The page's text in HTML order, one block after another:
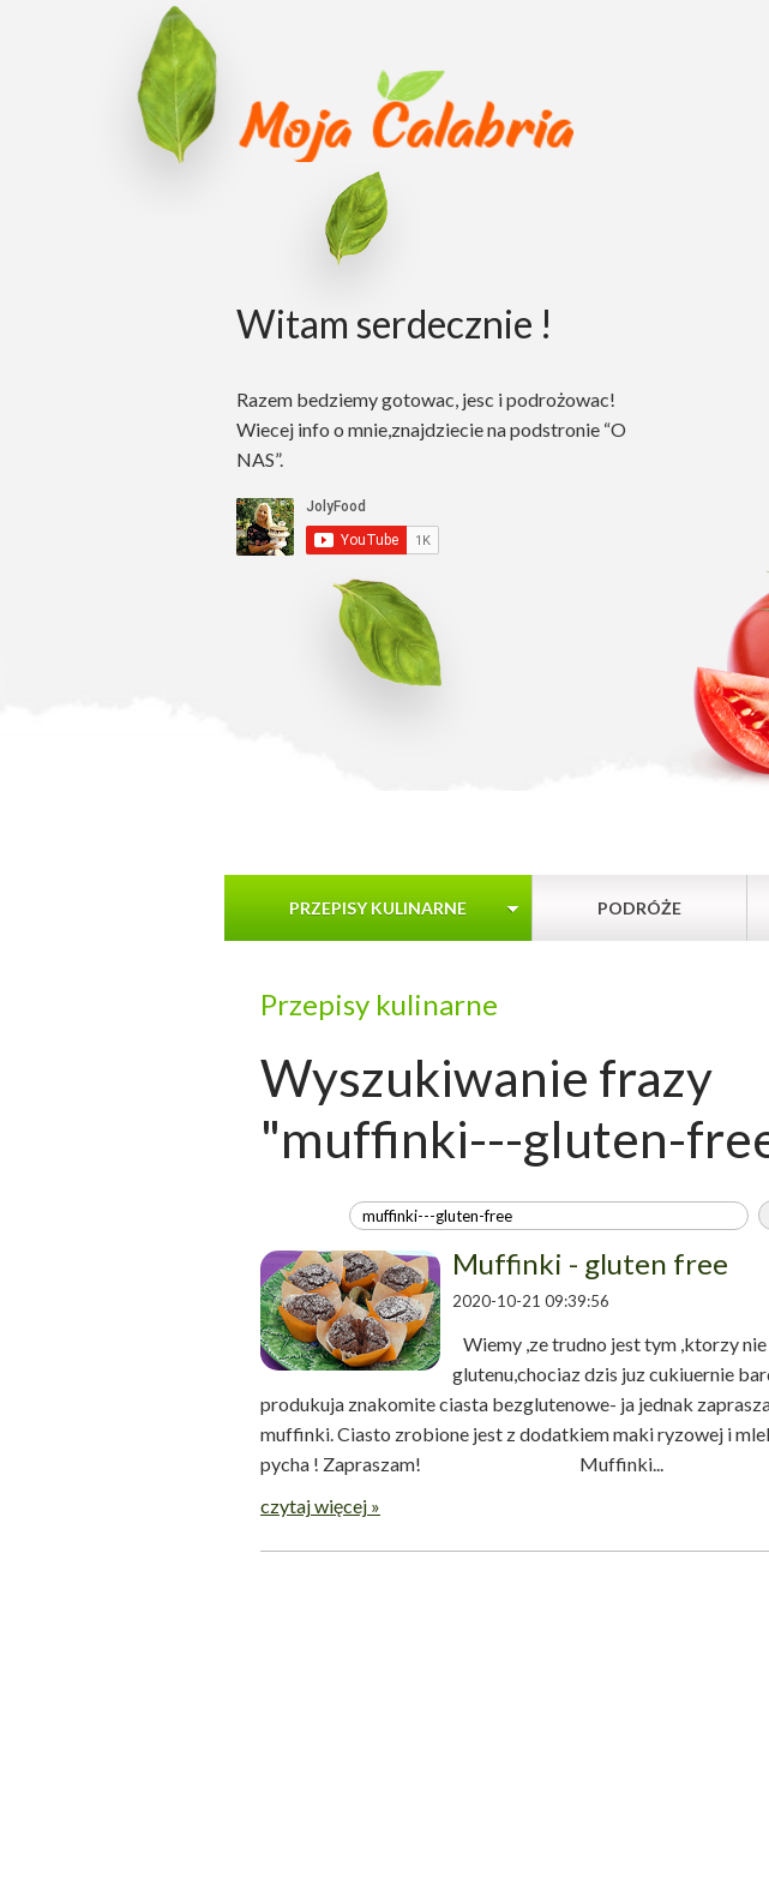
Witam serdecznie !
Razem bedziemy gotowac, jesc i podrożowac!
Wiecej info o mnie,znajdziecie na podstronie “O
NAS”.
PRZEPISY KULINARNE PODRÓŻE
Przepisy kulinarne
Wyszukiwanie frazy
"muffinki---gluten-
Muffinki - gluten free
2020-10-21 09:39:56
Wiemy ,ze trudno jest tym ,ktorzy nie
glutenu,chociaz dzis juz cukiuernie
produkuja znakomite ciasta bezglutenowe- ja jednak
muffinki. Ciasto zrobione jest z dodatkiem maki ryzowej i
pycha ! Zapraszam! Muffinki...
czytaj więcej »